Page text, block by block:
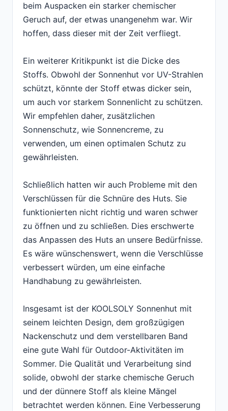
beim Auspacken ein starker chemischer
Geruch auf, der etwas unangenehm war. Wir
hoffen, dass dieser mit der Zeit verfliegt.
Ein weiterer Kritikpunkt ist die Dicke des
Stoffs. Obwohl der Sonnenhut vor UV-Strahlen
schützt, könnte der Stoff etwas dicker sein,
um auch vor starkem Sonnenlicht zu schützen.
Wir empfehlen daher, zusätzlichen
Sonnenschutz, wie Sonnencreme, zu
verwenden, um einen optimalen Schutz zu
gewährleisten.
Schließlich hatten wir auch Probleme mit den
Verschlüssen für die Schnüre des Huts. Sie
funktionierten nicht richtig und waren schwer
zu öffnen und zu schließen. Dies erschwerte
das Anpassen des Huts an unsere Bedürfnisse.
Es wäre wünschenswert, wenn die Verschlüsse
verbessert würden, um eine einfache
Handhabung zu gewährleisten.
Insgesamt ist der KOOLSOLY Sonnenhut mit
seinem leichten Design, dem großzügigen
Nackenschutz und dem verstellbaren Band
eine gute Wahl für Outdoor-Aktivitäten im
Sommer. Die Qualität und Verarbeitung sind
solide, obwohl der starke chemische Geruch
und der dünnere Stoff als kleine Mängel
betrachtet werden können. Eine Verbesserung